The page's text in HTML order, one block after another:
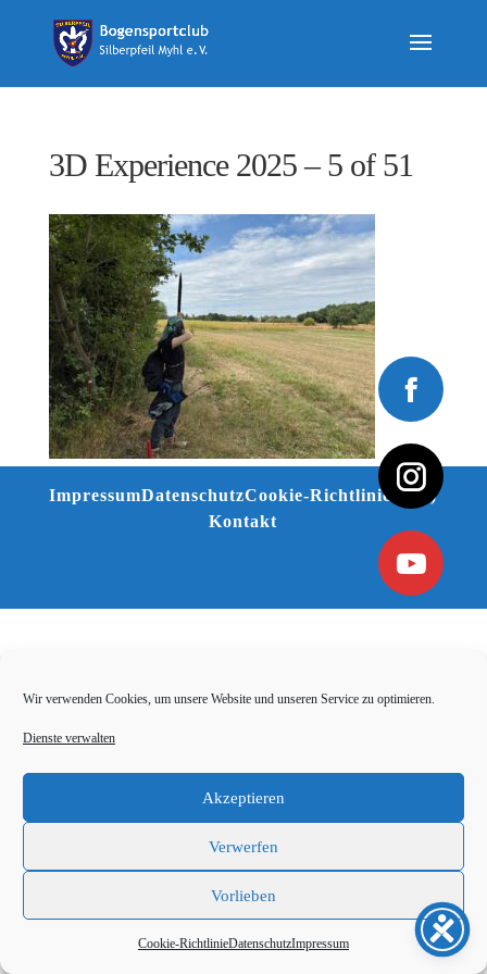
Wir verwenden Cookies, um unsere Website und unseren Service zu optimieren.
Dienste verwalten
Akzeptieren
Verwerfen
Vorlieben
Cookie-RichtlinieDatenschutzImpressum
3D Experience 2025 – 5 of 51
ImpressumDatenschutzCookie-Richtlinie (EU)
Kontakt